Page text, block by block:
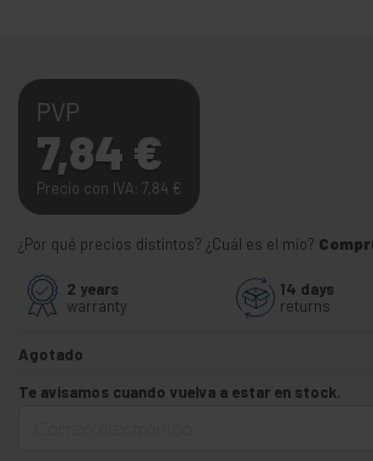
PVP
7,84 €
Precio con IVA: 7,84 €
¿Por qué precios distintos? ¿Cuál es el mío?
2 years
warranty
14 days
returns
Agotado
Te avisamos cuando vuelva a estar en stock.